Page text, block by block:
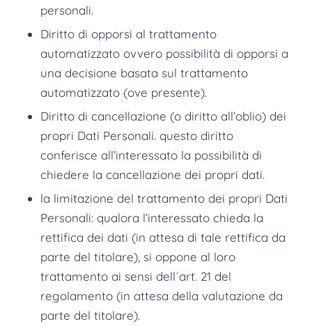
personali.
Diritto di opporsi al trattamento
automatizzato ovvero possibilità di opporsi a
una decisione basata sul trattamento
automatizzato (ove presente).
Diritto di cancellazione (o diritto all’oblio) dei
propri Dati Personali. questo diritto
conferisce all’interessato la possibilità di
chiedere la cancellazione dei propri dati.
la limitazione del trattamento dei propri Dati
Personali: qualora l’interessato chieda la
rettifica dei dati (in attesa di tale rettifica da
parte del titolare), si oppone al loro
trattamento ai sensi dell´art. 21 del
regolamento (in attesa della valutazione da
parte del titolare).